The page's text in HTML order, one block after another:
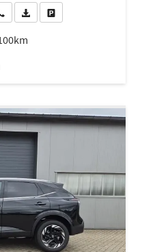
Wir rufen Sie anPDF-Datei, Fahrzeugexposé